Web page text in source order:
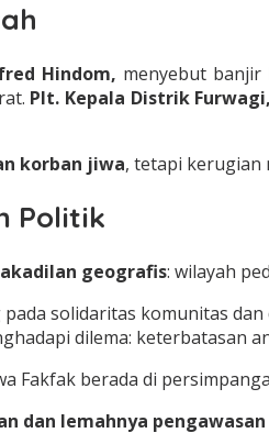
Hindom, menyebut banjir
Plt. Kepala Distrik
korban jiwa, tetapi kerugian
Politik
geografis: wilayah
solidaritas komunitas
dilema: keterbatasan
Fakfak berada di
dan lemahnya